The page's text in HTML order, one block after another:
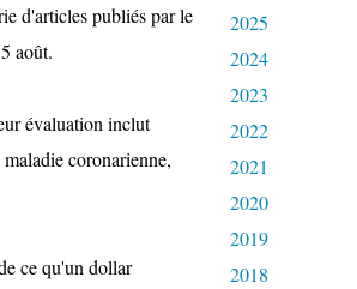
d'articles publiés par le
août.
évaluation inclut
coronarienne,
ce qu'un dollar
2025
2024
2023
2022
2021
2020
2019
2018